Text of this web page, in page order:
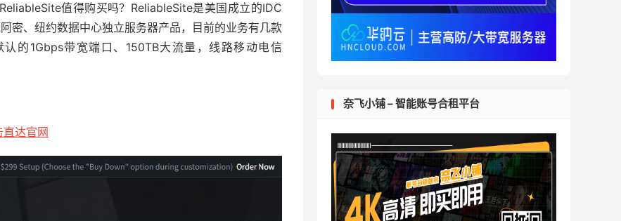
值得购买吗？ReliableSite是美国成立的IDC
密、纽约数据中心独立服务器产品，目前的业务有几款
的1Gbps带宽端口、150TB大流量，线路移动电信
直达官网
奈飞小铺 – 智能账号合租平台